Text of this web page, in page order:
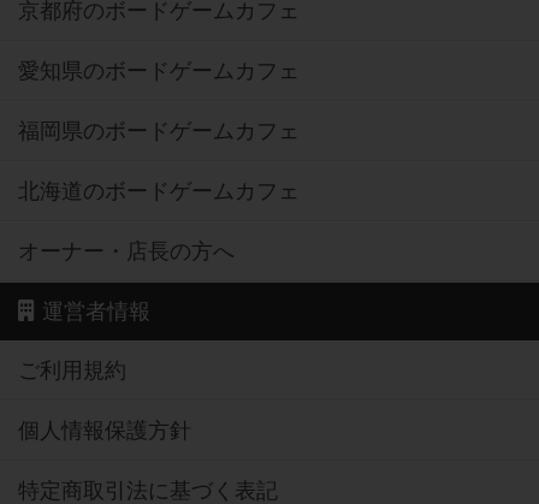
京都府のボードゲームカフェ
愛知県のボードゲームカフェ
福岡県のボードゲームカフェ
北海道のボードゲームカフェ
オーナー・店長の方へ
運営者情報
ご利用規約
個人情報保護方針
特定商取引法に基づく表記